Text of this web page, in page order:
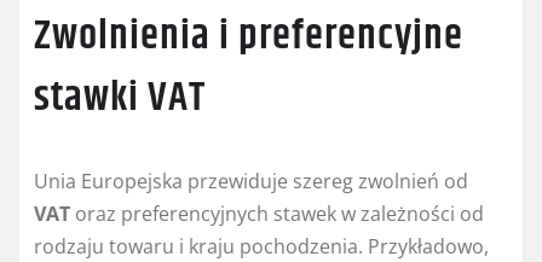
Zwolnienia i preferencyjne
stawki VAT
Unia Europejska przewiduje szereg zwolnień od
VAT oraz preferencyjnych stawek w zależności od
rodzaju towaru i kraju pochodzenia. Przykładowo,